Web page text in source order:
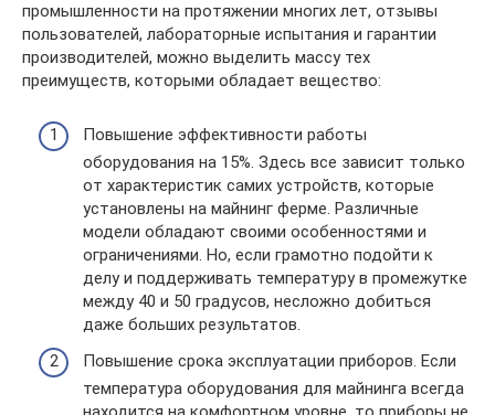
промышленности на протяжении многих лет, отзывы
пользователей, лабораторные испытания и гарантии
производителей, можно выделить массу тех
преимуществ, которыми обладает вещество:
Повышение эффективности работы
оборудования на 15%. Здесь все зависит только
от характеристик самих устройств, которые
установлены на майнинг ферме. Различные
модели обладают своими особенностями и
ограничениями. Но, если грамотно подойти к
делу и поддерживать температуру в промежутке
между 40 и 50 градусов, несложно добиться
даже больших результатов.
Повышение срока эксплуатации приборов. Если
температура оборудования для майнинга всегда